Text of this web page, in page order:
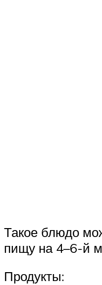
Такое блюдо
пищу на 4–6-й
Продукты: